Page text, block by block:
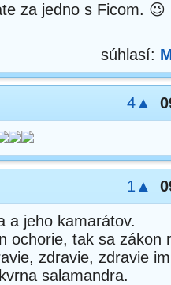
za jedno s Ficom. 😉
súhlasí:
4▲
1▲
a jeho kamarátov.
ochorie, tak sa zákon
zdravie, zdravie
salamandra.